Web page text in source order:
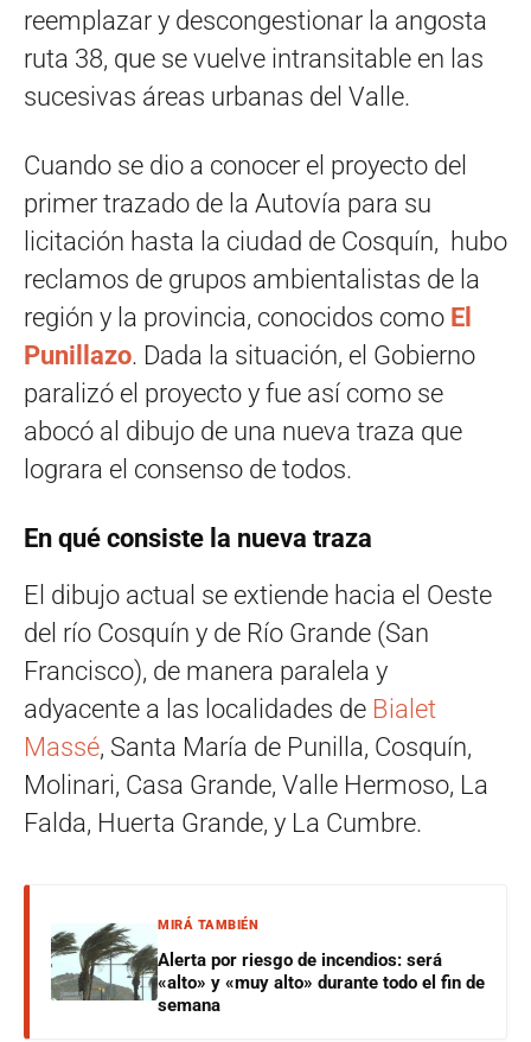
reemplazar y descongestionar la angosta
ruta 38, que se vuelve intransitable en las
sucesivas áreas urbanas del Valle.
Cuando se dio a conocer el proyecto del
primer trazado de la Autovía para su
licitación hasta la ciudad de Cosquín, hubo
reclamos de grupos ambientalistas de la
región y la provincia, conocidos como El
Punillazo. Dada la situación, el Gobierno
paralizó el proyecto y fue así como se
abocó al dibujo de una nueva traza que
lograra el consenso de todos.
En qué consiste la nueva traza
El dibujo actual se extiende hacia el Oeste
del río Cosquín y de Río Grande (San
Francisco), de manera paralela y
adyacente a las localidades de Bialet
Massé, Santa María de Punilla, Cosquín,
Molinari, Casa Grande, Valle Hermoso, La
Falda, Huerta Grande, y La Cumbre.
MIRÁ TAMBIÉN
Alerta por riesgo de incendios: será
«alto» y «muy alto» durante todo el fin de
semana